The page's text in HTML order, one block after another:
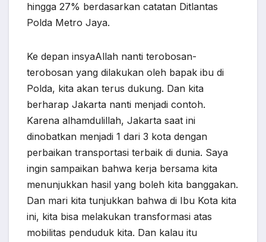
hingga 27% berdasarkan catatan Ditlantas
Polda Metro Jaya.
Ke depan insyaAllah nanti terobosan-
terobosan yang dilakukan oleh bapak ibu di
Polda, kita akan terus dukung. Dan kita
berharap Jakarta nanti menjadi contoh.
Karena alhamdulillah, Jakarta saat ini
dinobatkan menjadi 1 dari 3 kota dengan
perbaikan transportasi terbaik di dunia. Saya
ingin sampaikan bahwa kerja bersama kita
menunjukkan hasil yang boleh kita banggakan.
Dan mari kita tunjukkan bahwa di Ibu Kota kita
ini, kita bisa melakukan transformasi atas
mobilitas penduduk kita. Dan kalau itu